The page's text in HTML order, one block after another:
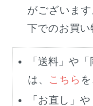
がございま
下でのお買い
「送料」や
は、 こちら
「お直し」